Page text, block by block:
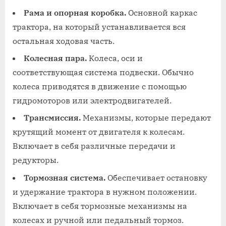
Рама и опорная коробка. Основной каркас
трактора, на который устанавливается вся
остальная ходовая часть.
Колесная пара. Колеса, оси и
соответствующая система подвески. Обычно
колеса приводятся в движение с помощью
гидромоторов или электродвигателей.
Трансмиссия. Механизмы, которые передают
крутящий момент от двигателя к колесам.
Включает в себя различные передачи и
редукторы.
Тормозная система. Обеспечивает остановку
и удержание трактора в нужном положении.
Включает в себя тормозные механизмы на
колесах и ручной или педальный тормоз.